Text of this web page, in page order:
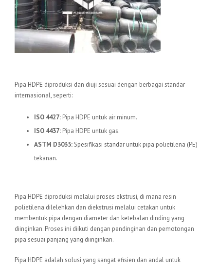
Pipa HDPE diproduksi dan diuji sesuai dengan berbagai standar
internasional, seperti:
ISO 4427: Pipa HDPE untuk air minum.
ISO 4437: Pipa HDPE untuk gas.
ASTM D3035:Spesifikasi standar untuk pipa polietilena (PE)
tekanan.
Pipa HDPE diproduksi melalui proses ekstrusi, di mana resin
polietilena dilelehkan dan diekstrusi melalui cetakan untuk
membentuk pipa dengan diameter dan ketebalan dinding yang
diinginkan. Proses ini diikuti dengan pendinginan dan pemotongan
pipa sesuai panjang yang diinginkan.
Pipa HDPE adalah solusi yang sangat efisien dan andal untuk